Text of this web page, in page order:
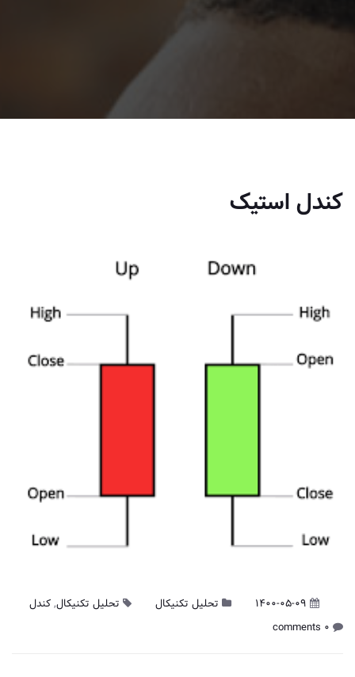
کندل استیک
1400-05-09 تحلیل تکنیکال تحلیل تکنیکال,کندل
0 comments